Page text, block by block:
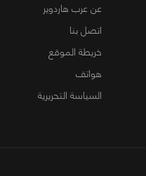
عن عرب هاردوير
اتصل بنا
خريطة الموقع
هواتف
السياسة التحريرية